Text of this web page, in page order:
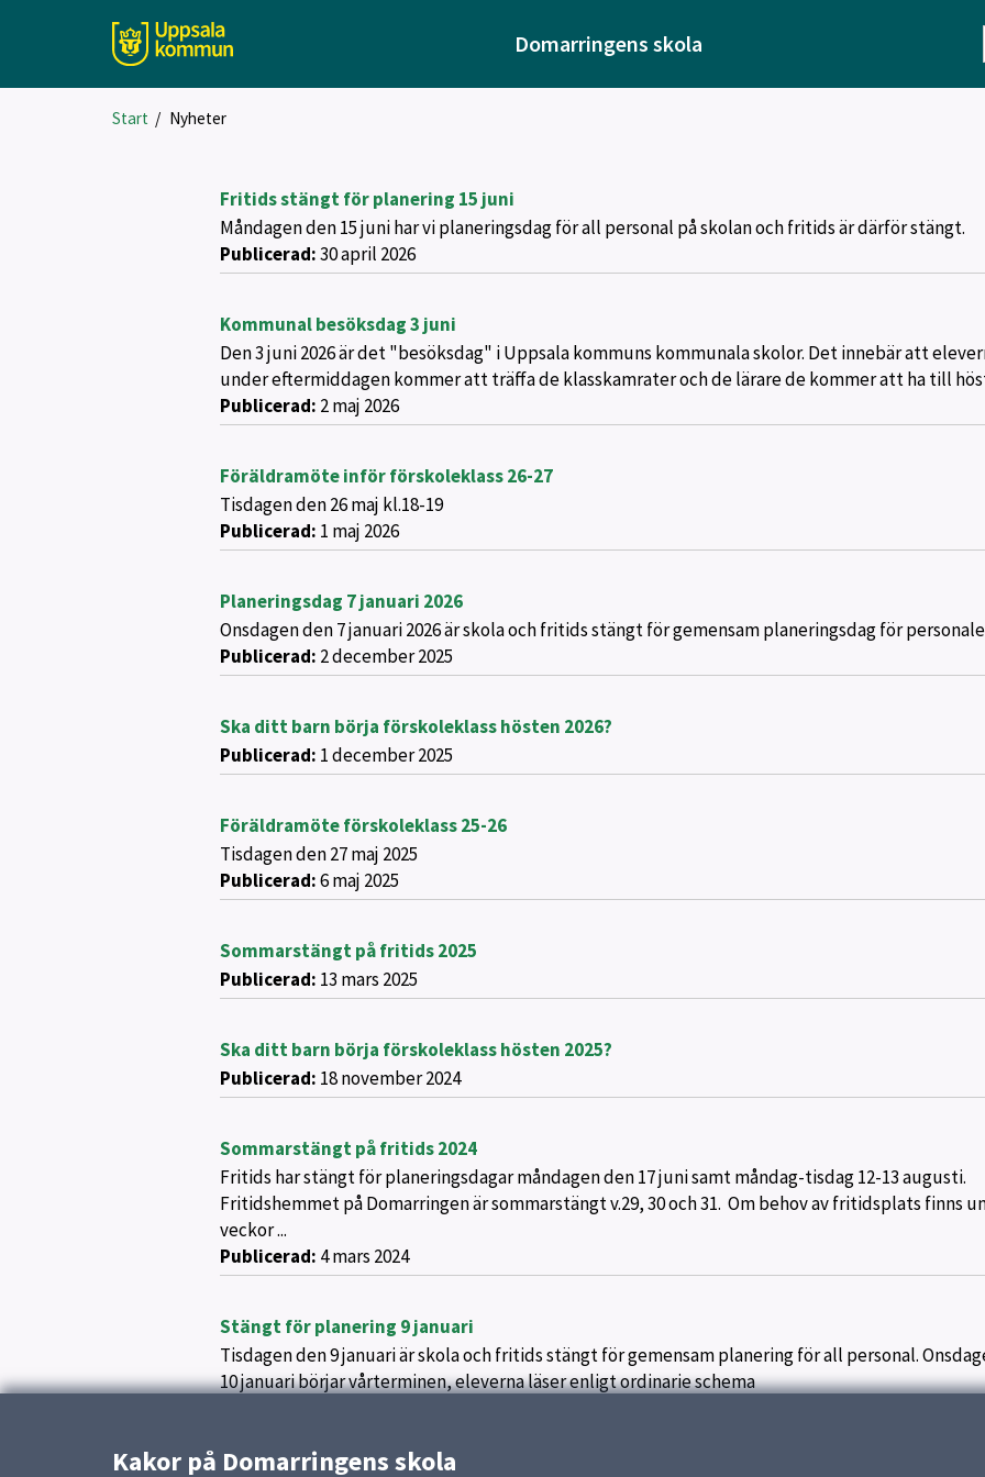
Domarringens skola
Start / Nyheter
Fritids stängt för planering 15 juni
Måndagen den 15 juni har vi planeringsdag för all personal på skolan och fritids är därför stängt.
Publicerad:30 april 2026
Kommunal besöksdag 3 juni
Den 3 juni 2026 är det "besöksdag" i Uppsala kommuns kommunala skolor. Det innebär att
under eftermiddagen kommer att träffa de klasskamrater och de lärare de kommer att ha till
Publicerad: 2 maj 2026
Föräldramöte inför förskoleklass 26-27
Tisdagen den 26 maj kl.18-19
Publicerad: 1 maj 2026
Planeringsdag 7 januari 2026
Onsdagen den 7 januari 2026 är skola och fritids stängt för gemensam planeringsdag för
Publicerad: 2 december 2025
Ska ditt barn börja förskoleklass hösten 2026?
Publicerad: 1 december 2025
Föräldramöte förskoleklass 25-26
Tisdagen den 27 maj 2025
Publicerad:6 maj 2025
Sommarstängt på fritids 2025
Publicerad: 13 mars 2025
Ska ditt barn börja förskoleklass hösten 2025?
Publicerad: 18 november 2024
Sommarstängt på fritids 2024
Fritids har stängt för planeringsdagar måndagen den 17 juni samt måndag-tisdag 12-13 augusti.
Fritidshemmet på Domarringen är sommarstängt v.29, 30 och 31. Om behov av fritidsplats finns
veckor ...
Publicerad: 4 mars 2024
Stängt för planering 9 januari
Tisdagen den 9 januari är skola och fritids stängt för gemensam planering för all personal.
10 januari börjar vårterminen, eleverna läser enligt ordinarie schema
Kakor på Domarringens skola